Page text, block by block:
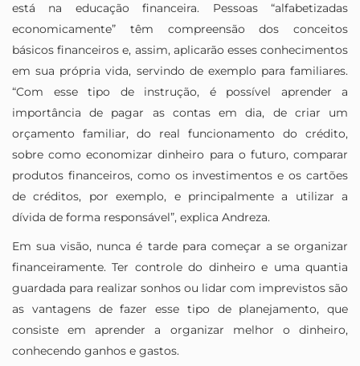
está na educação financeira. Pessoas “alfabetizadas
economicamente” têm compreensão dos conceitos
básicos financeiros e, assim, aplicarão esses conhecimentos
em sua própria vida, servindo de exemplo para familiares.
“Com esse tipo de instrução, é possível aprender a
importância de pagar as contas em dia, de criar um
orçamento familiar, do real funcionamento do crédito,
sobre como economizar dinheiro para o futuro, comparar
produtos financeiros, como os investimentos e os cartões
de créditos, por exemplo, e principalmente a utilizar a
dívida de forma responsável”, explica Andreza.
Em sua visão, nunca é tarde para começar a se organizar
financeiramente. Ter controle do dinheiro e uma quantia
guardada para realizar sonhos ou lidar com imprevistos são
as vantagens de fazer esse tipo de planejamento, que
consiste em aprender a organizar melhor o dinheiro,
conhecendo ganhos e gastos.